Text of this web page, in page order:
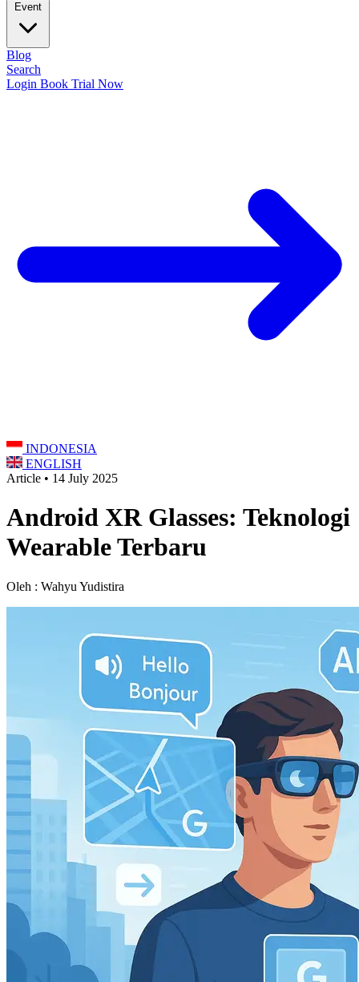
Event
Blog
Search
Login Book Trial Now
INDONESIA
ENGLISH
Article • 14 July 2025
Android XR Glasses: Teknologi
Wearable Terbaru
Oleh : Wahyu Yudistira